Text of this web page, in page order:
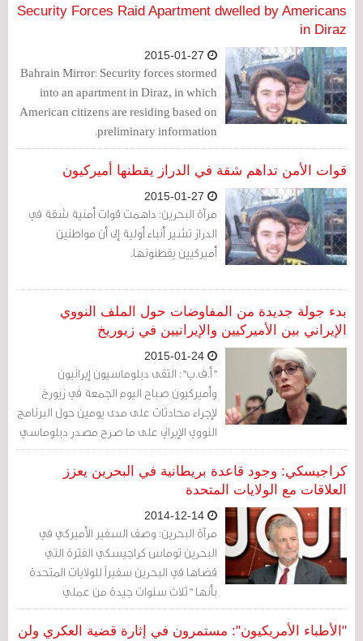
والديانات والحضارات.
Security Forces Raid Apartment dwelled by Americans
in Diraz
Bahrain Mirror: Security forces stormed
into an apartment in Diraz, in which
American citizens are residing based on
preliminary information.
قوات الأمن تداهم شقة في الدراز يقطنها أميركيون
مرآة البحرين: داهمت قوات أمنية شقة في
الدراز تشير أنباء أولية إلى أن مواطنين
أميركيين يقطنونها.
بدء جولة جديدة من المفاوضات حول الملف النووي
الإيراني بين الأميركيين والإيرانيين في زيوريخ
"أ.ف.ب": التقى دبلوماسيون إيرانيون
وأميركيون صباح اليوم الجمعة في زيورخ
لإجراء محادثات على مدى يومين حول البرنامج
النووي الإيراني على ما صرح مصدر دبلوماسي
اميركي.
كراجيسكي: وجود قاعدة بريطانية في البحرين يعزز
العلاقات مع الولايات المتحدة
مرآة البحرين: وصف السفير الأميركي في
البحرين توماس كراجيسكي الفترة التي
قضاها في البحرين سفيراً للولايات المتحدة
بأنها "ثلاث سنوات جيدة من عملي
الدبلوماسي في البحرين، مثيرة للاهتمام".
"الأطباء الأمريكيون": مستمرون في إثارة قضية العكري ولن